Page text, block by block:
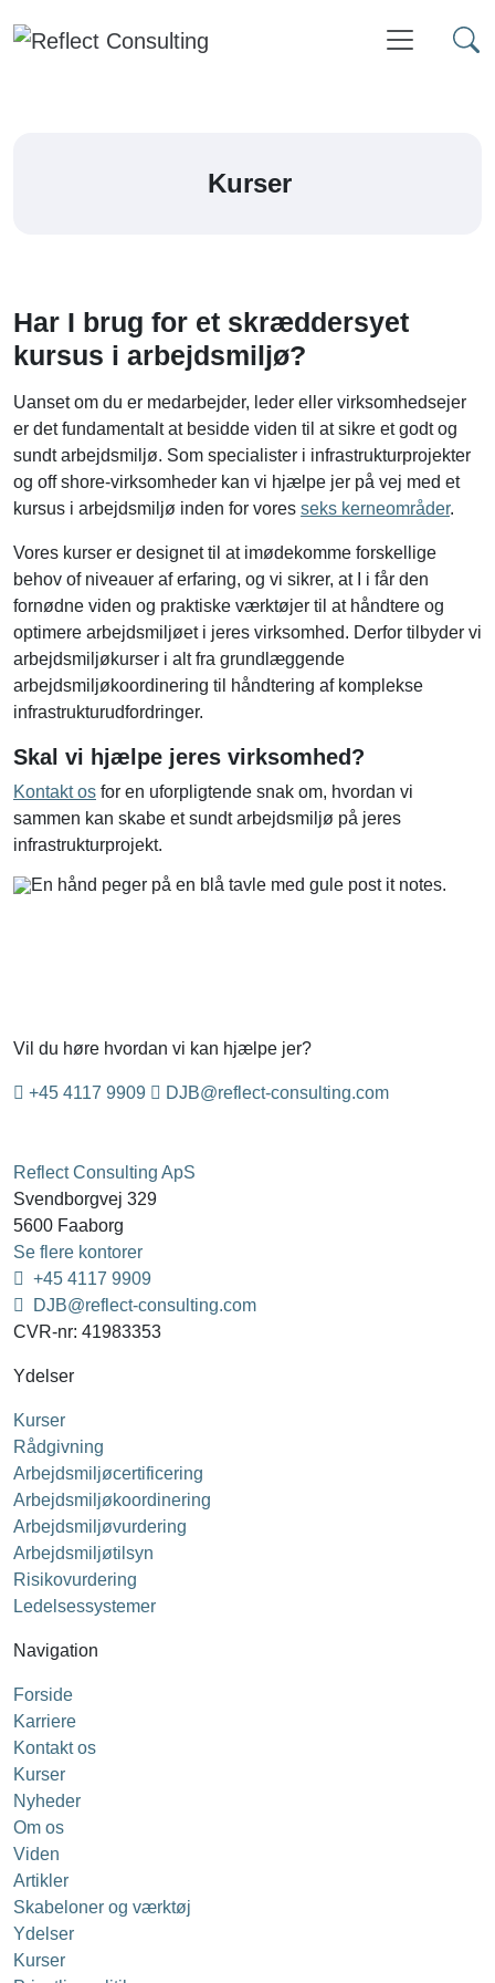
Hovedmenu
Kurser
Har I brug for et skræddersyet
kursus i arbejdsmiljø?
Uanset om du er medarbejder, leder eller virksomhedsejer
er det fundamentalt at besidde viden til at sikre et godt og
sundt arbejdsmiljø. Som specialister i infrastrukturprojekter
og off shore-virksomheder kan vi hjælpe jer på vej med et
kursus i arbejdsmiljø inden for vores seks kerneområder.
Vores kurser er designet til at imødekomme forskellige
behov of niveauer af erfaring, og vi sikrer, at I i får den
fornødne viden og praktiske værktøjer til at håndtere og
optimere arbejdsmiljøet i jeres virksomhed. Derfor tilbyder vi
arbejdsmiljøkurser i alt fra grundlæggende
arbejdsmiljøkoordinering til håndtering af komplekse
infrastrukturudfordringer.
Skal vi hjælpe jeres virksomhed?
Kontakt os for en uforpligtende snak om, hvordan vi
sammen kan skabe et sundt arbejdsmiljø på jeres
infrastrukturprojekt.
Vil du høre hvordan vi kan hjælpe jer?
+45 4117 9909 DJB@reflect-consulting.com
Reflect Consulting ApS
Svendborgvej 329
5600 Faaborg
Se flere kontorer
+45 4117 9909
DJB@reflect-consulting.com
CVR-nr: 41983353
Ydelser
Kurser
Rådgivning
Arbejdsmiljøcertificering
Arbejdsmiljøkoordinering
Arbejdsmiljøvurdering
Arbejdsmiljøtilsyn
Risikovurdering
Ledelsessystemer
Navigation
Forside
Karriere
Kontakt os
Kurser
Nyheder
Om os
Viden
Artikler
Skabeloner og værktøj
Ydelser
Kurser